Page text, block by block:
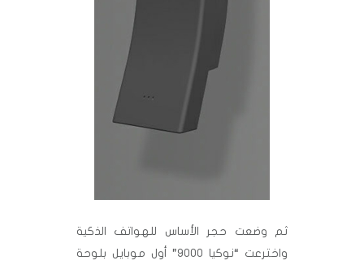
ثم وضعت حجر الأساس للهواتف الذكية
واخترعت “نوكيا 9000” أول موبايل بلوحة